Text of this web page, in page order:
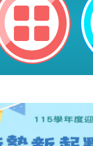
報各1